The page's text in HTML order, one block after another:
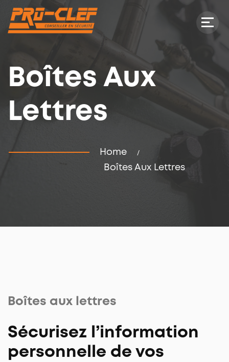
Boîtes Aux
Lettres
Home
Boîtes Aux Lettres
Boîtes aux lettres
Sécurisez l’information
personnelle de vos